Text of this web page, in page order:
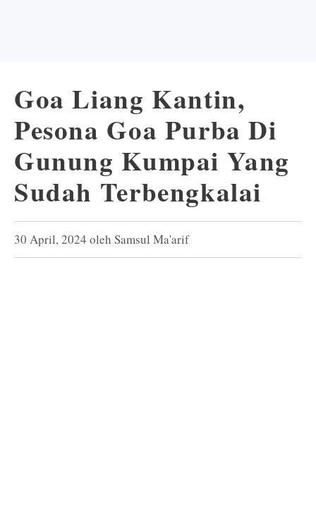
Goa Liang Kantin,
Pesona Goa Purba Di
Gunung Kumpai Yang
Sudah Terbengkalai
30 April, 2024 oleh Samsul Ma'arif